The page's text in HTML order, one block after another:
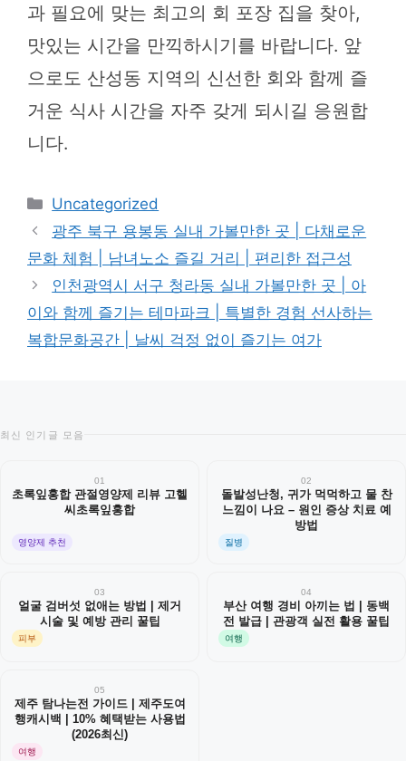
과 필요에 맞는 최고의 회 포장 집을 찾아,
맛있는 시간을 만끽하시기를 바랍니다. 앞
으로도 산성동 지역의 신선한 회와 함께 즐
거운 식사 시간을 자주 갖게 되시길 응원합
니다.
카
테
고
리
Uncategorized
광주 북구 용봉동 실내 가볼만한 곳 | 다채로운
문화 체험 | 남녀노소 즐길 거리 | 편리한 접근성
인천광역시 서구 청라동 실내 가볼만한 곳 | 아
이와 함께 즐기는 테마파크 | 특별한 경험 선사하는
복합문화공간 | 날씨 걱정 없이 즐기는 여가
최신 인기글 모음
01
초록잎홍합 관절영양제 리뷰 고헬
씨초록잎홍합
영양제 추천
02
돌발성난청, 귀가 먹먹하고 물 찬
느낌이 나요 – 원인 증상 치료 예
방법
질병
03
얼굴 검버섯 없애는 방법 | 제거
시술 및 예방 관리 꿀팁
피부
04
부산 여행 경비 아끼는 법 | 동백
전 발급 | 관광객 실전 활용 꿀팁
여행
05
제주 탐나는전 가이드 | 제주도여
행캐시백 | 10% 혜택받는 사용법
(2026최신)
여행